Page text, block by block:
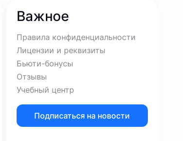
Важное
Правила конфиденциальности
Лицензии и реквизиты
Бьюти-бонусы
Отзывы
Учебный центр
Подписаться на новости